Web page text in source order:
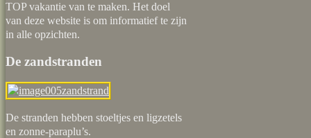
TOP vakantie van te maken. Het doel
van deze website is om informatief te zijn
in alle opzichten.
De zandstranden
De stranden hebben stoeltjes en ligzetels
en zonne-paraplu’s.